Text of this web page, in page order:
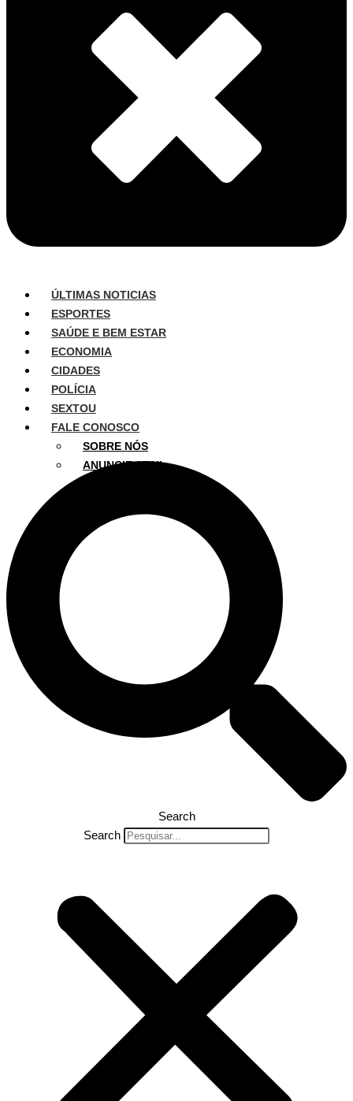
ÚLTIMAS NOTICIAS
ESPORTES
SAÚDE E BEM ESTAR
ECONOMIA
CIDADES
POLÍCIA
SEXTOU
FALE CONOSCO
SOBRE NÓS
ANUNCIE AQUI
Search
Search